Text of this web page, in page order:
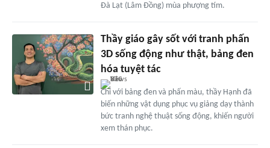
Đà Lạt (Lâm Đồng) mùa phượng tím.
Thầy giáo gây sốt với tranh phấn
3D sống động như thật, bảng đen
hóa tuyệt tác
Chỉ với bảng đen và phấn màu, thầy Hạnh đã
biến những vật dụng phục vụ giảng dạy thành
bức tranh nghệ thuật sống động, khiến người
xem thán phục.